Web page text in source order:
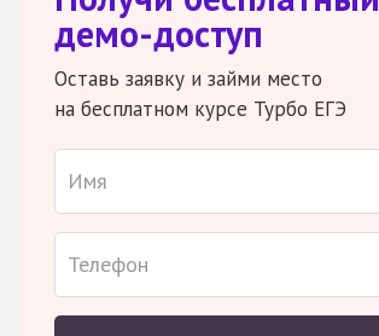
демо-доступ
Оставь заявку и займи место
на бесплатном курсе Турбо ЕГЭ